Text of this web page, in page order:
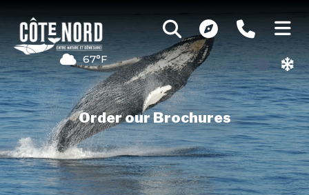
67°F
Order our Brochures